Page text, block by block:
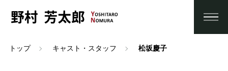
トップ キャスト・スタッフ 松坂慶子